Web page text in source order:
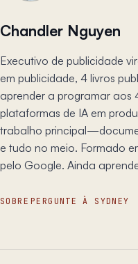
Chandler Nguyen
Executivo de publicidade
em publicidade, 4 livros
aprender a programar aos
plataformas de IA em
trabalho
e tudo no meio. Formado
pelo Google. Ainda
SOBRE PERGUNTE À SYDNEY